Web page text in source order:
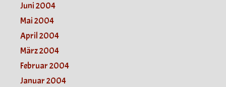
Juni 2004
Mai 2004
April 2004
März 2004
Februar 2004
Januar 2004